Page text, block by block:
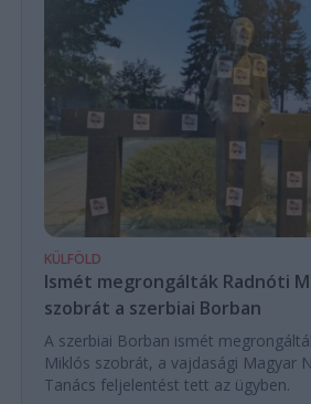
KÜLFÖLD
Ismét megrongálták Radnóti
szobrát a szerbiai Borban
A szerbiai Borban ismét
Miklós szobrát, a vajdasági Magyar
Tanács feljelentést tett az ügyben.